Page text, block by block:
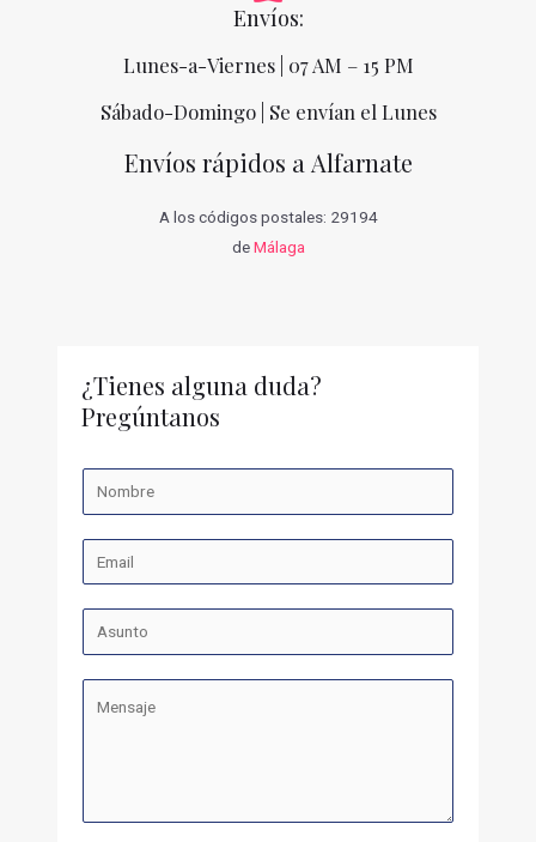
Envíos:
Lunes-a-Viernes | 07 AM – 15 PM
Sábado-Domingo | Se envían el Lunes
Envíos rápidos a Alfarnate
A los códigos postales: 29194
deMálaga
¿Tienes alguna duda?
Pregúntanos